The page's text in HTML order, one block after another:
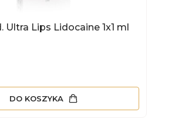
Ultra Lips Lidocaine 1x1 ml
DO KOSZYKA